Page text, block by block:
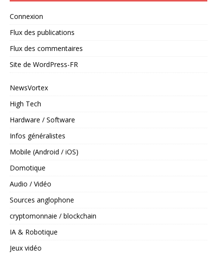
Connexion
Flux des publications
Flux des commentaires
Site de WordPress-FR
NewsVortex
High Tech
Hardware / Software
Infos généralistes
Mobile (Android / iOS)
Domotique
Audio / Vidéo
Sources anglophone
cryptomonnaie / blockchain
IA & Robotique
Jeux vidéo